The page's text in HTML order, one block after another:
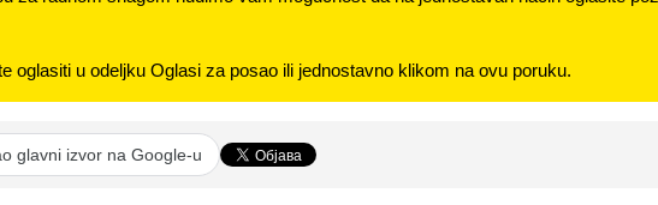
oglasiti u odeljku Oglasi za posao ili jednostavno klikom na ovu poruku.
glavni izvor na Google-u